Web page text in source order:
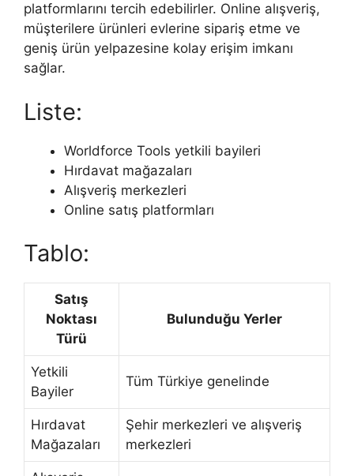
platformlarını tercih edebilirler. Online alışveriş,
müşterilere ürünleri evlerine sipariş etme ve
geniş ürün yelpazesine kolay erişim imkanı
sağlar.
Liste:
Worldforce Tools yetkili bayileri
Hırdavat mağazaları
Alışveriş merkezleri
Online satış platformları
Tablo:
Satış
Noktası
Türü
Bulunduğu Yerler
Yetkili
Bayiler
Tüm Türkiye genelinde
Hırdavat
Mağazaları
Şehir merkezleri ve alışveriş
merkezleri